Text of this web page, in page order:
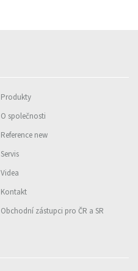
Produkty
O společnosti
Reference new
Servis
Videa
Kontakt
Obchodní zástupci pro ČR a SR